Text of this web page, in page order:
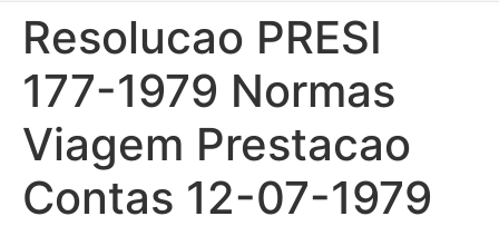
Resolucao PRESI
177-1979 Normas
Viagem Prestacao
Contas 12-07-1979